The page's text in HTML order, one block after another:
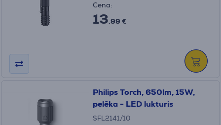
Cena:
13.99 €
Philips Torch, 650lm, 15W,
pelēka - LED lukturis
SFL2141/10